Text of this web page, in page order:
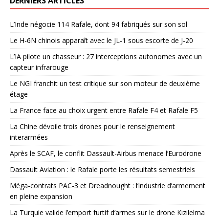
L’Inde négocie 114 Rafale, dont 94 fabriqués sur son sol
Le H-6N chinois apparaît avec le JL-1 sous escorte de J-20
L’IA pilote un chasseur : 27 interceptions autonomes avec un
capteur infrarouge
Le NGI franchit un test critique sur son moteur de deuxième
étage
La France face au choix urgent entre Rafale F4 et Rafale F5
La Chine dévoile trois drones pour le renseignement
interarmées
Après le SCAF, le conflit Dassault-Airbus menace l’Eurodrone
Dassault Aviation : le Rafale porte les résultats semestriels
Méga-contrats PAC-3 et Dreadnought : l’industrie d’armement
en pleine expansion
La Turquie valide l’emport furtif d’armes sur le drone Kızılelma